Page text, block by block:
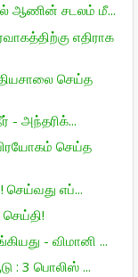
ஆணின் சடலம் மீ...
எதிராக
செய்த
- அந்தரிக்...
செய்த
செய்வது எப்...
- விமானி ...
: 3 பொலிஸ் ...